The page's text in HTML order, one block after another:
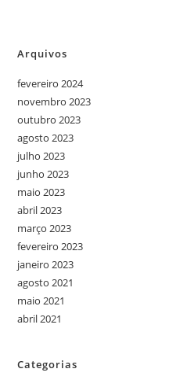
Arquivos
fevereiro 2024
novembro 2023
outubro 2023
agosto 2023
julho 2023
junho 2023
maio 2023
abril 2023
março 2023
fevereiro 2023
janeiro 2023
agosto 2021
maio 2021
abril 2021
Categorias